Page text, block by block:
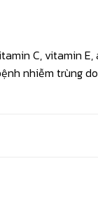
C, vitamin
nhiễm trùng